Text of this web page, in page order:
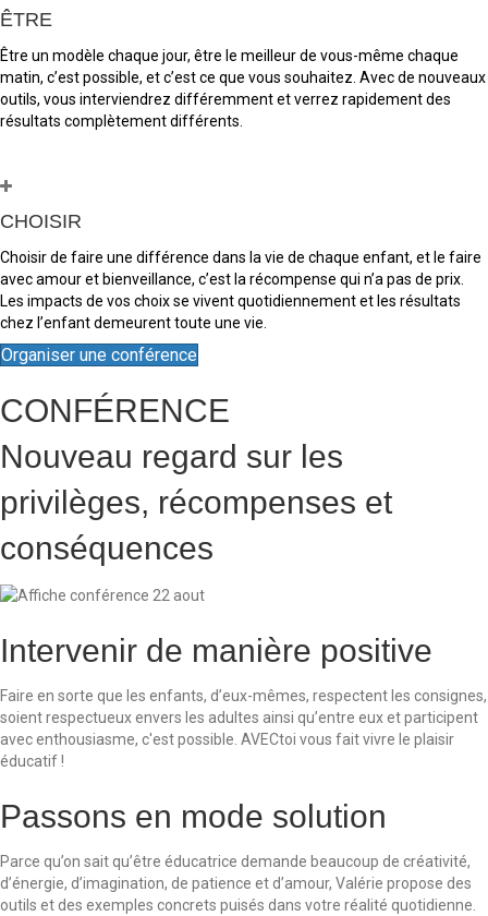
ÊTRE
Être un modèle chaque jour, être le meilleur de vous-même chaque
matin, c’est possible, et c’est ce que vous souhaitez. Avec de nouveaux
outils, vous interviendrez différemment et verrez rapidement des
résultats complètement différents.
CHOISIR
Choisir de faire une différence dans la vie de chaque enfant, et le faire
avec amour et bienveillance, c’est la récompense qui n’a pas de prix.
Les impacts de vos choix se vivent quotidiennement et les résultats
chez l’enfant demeurent toute une vie.
Organiser une conférence
CONFÉRENCE
Nouveau regard sur les
privilèges, récompenses et
conséquences
Intervenir de manière positive
Faire en sorte que les enfants, d’eux-mêmes, respectent les consignes,
soient respectueux envers les adultes ainsi qu’entre eux et participent
avec enthousiasme, c'est possible. AVECtoi vous fait vivre le plaisir
éducatif !
Passons en mode solution
Parce qu’on sait qu’être éducatrice demande beaucoup de créativité,
d’énergie, d’imagination, de patience et d’amour, Valérie propose des
outils et des exemples concrets puisés dans votre réalité quotidienne.